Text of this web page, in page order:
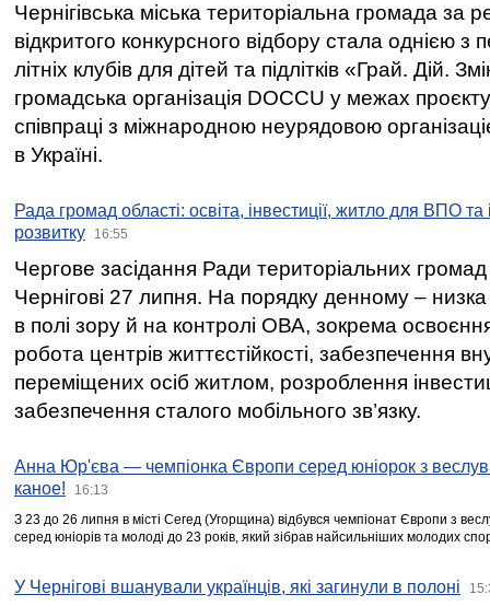
Чернігівська міська територіальна громада за
відкритого конкурсного відбору стала однією
літніх клубів для дітей та підлітків «Грай. Дій.
громадська організація DOCCU у межах
співпраці з міжнародною неурядовою
в Україні.
Рада громад області: освіта, інвестиції, житло для ВПО
розвитку
16:55
Чергове засідання Ради територіальних громад
Чернігові 27 липня. На порядку денному –
в полі зору й на контролі ОВА, зокрема освоєння
робота центрів життєстійкості, забезпечення
переміщених осіб житлом, розроблення
забезпечення сталого мобільного зв’язку.
Анна Юр'єва — чемпіонка Європи серед юніорок з
каное!
16:13
З 23 до 26 липня в місті Сегед (Угорщина) відбувся чемпіонат Європи з
серед юніорів та молоді до 23 років, який зібрав найсильніших молодих
У Чернігові вшанували українців, які загинули в полоні